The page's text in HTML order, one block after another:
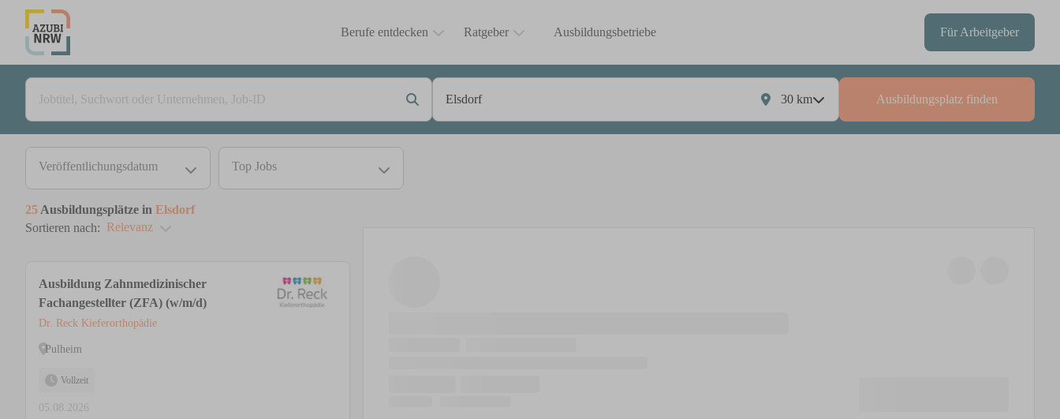
Berufe entdecken Ratgeber Ausbildungsbetriebe Für Arbeitgeber
30 km Ausbildungsplatz finden
Veröffentlichungsdatum Top Jobs
25 Ausbildungsplätze in Elsdorf
Sortieren nach: Relevanz
Ausbildung Zahnmedizinischer
Fachangestellter (ZFA) (w/m/d)
Dr. Reck Kieferorthopädie
Pulheim
Vollzeit
05.08.2026